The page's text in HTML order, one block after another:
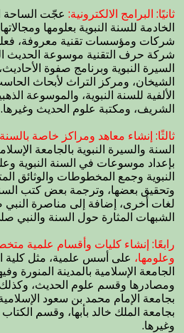
ثانيًا: البرامج الالكترونية: عجّت الساحة
الخادمة للسنة النبوية بعلومها
شركات ومؤسسات تقنية معروفة،
شركة حرف التقنية موسوعة الحديث
السيرة النبوية وبرنامج صفوة
الشيخان، ومركز التراث لأبحاث
الألفية للسنة النبوية، والموسوعة
الشريف، ومكتبة علوم الحديث وغيرها.
ثالثًا: إنشاء معاهد ومراكز خاصة بالسنة
السنة والسيرة النبوية بالجامعة
بإعداد موسوعات في السنة النبوية
النبوية وجمع المخطوطات والوثائق
وتحقيق بعضها، وترجمة بعض كتب
لغات أخرى، إضافة إلى مناصرة
الشبهات المثارة حول السنة والنبي
رابعًا: إنشاء كليات وأقسام علمية
وعلومها، على أسس علمية، مثل كلية
الجامعة الإسلامية بالمدينة المنورة
ومصادرها وقسم علوم الحديث،
بجامعة الإمام محمد بن سعود
بجامعة الملك خالد بأبها، وقسم
وغيرها.